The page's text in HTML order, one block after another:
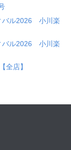
バル2026 小川楽
バル2026 小川楽
全店】